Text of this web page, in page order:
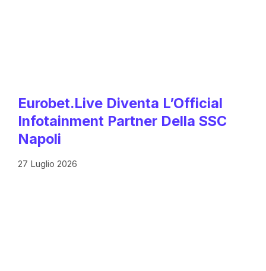
Eurobet.live Diventa L’Official
Infotainment Partner Della SSC
Napoli
27 Luglio 2026